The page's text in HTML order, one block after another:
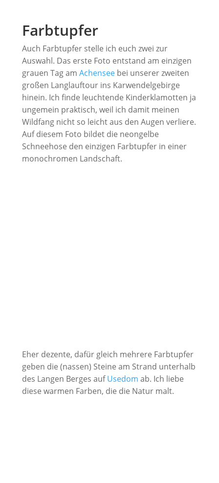
Farbtupfer
Auch Farbtupfer stelle ich euch zwei zur
Auswahl. Das erste Foto entstand am einzigen
grauen Tag am Achenseebei unserer zweiten
großen Langlauftour ins Karwendelgebirge
hinein. Ich finde leuchtende Kinderklamotten ja
ungemein praktisch, weil ich damit meinen
Wildfang nicht so leicht aus den Augen verliere.
Auf diesem Foto bildet die neongelbe
Schneehose den einzigen Farbtupfer in einer
monochromen Landschaft.
Eher dezente, dafür gleich mehrere Farbtupfer
geben die (nassen) Steine am Strand unterhalb
des Langen Berges aufUsedom ab. Ich liebe
diese warmen Farben, die die Natur malt.